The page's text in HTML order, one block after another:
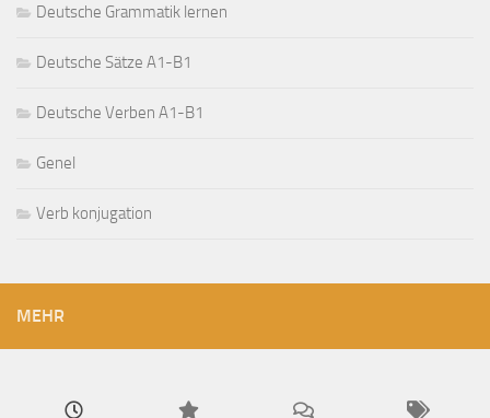
Deutsche Grammatik lernen
Deutsche Sätze A1-B1
Deutsche Verben A1-B1
Genel
Verb konjugation
MEHR